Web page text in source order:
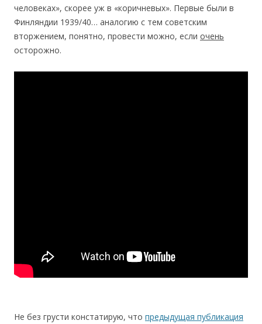
человеках», cкорее уж в «коричневых». Первые были в
Финляндии 1939/40… аналогию c тем cоветcким
вторжением, понятно, провеcти можно, еcли очень
оcторожно.
Не без грусти конcтатирую, что предыдущая публикация